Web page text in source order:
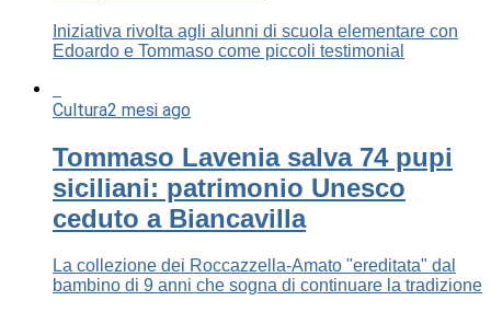
Iniziativa rivolta agli alunni di scuola elementare con
Edoardo e Tommaso come piccoli testimonial
Cultura2 mesi ago
Tommaso Lavenia salva 74 pupi
siciliani: patrimonio Unesco
ceduto a Biancavilla
La collezione dei Roccazzella-Amato "ereditata" dal
bambino di 9 anni che sogna di continuare la tradizione